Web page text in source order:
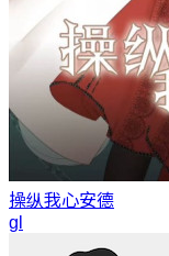
操纵我心安德
gl